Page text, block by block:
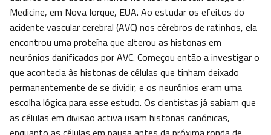
Medicine, em Nova Iorque, EUA. Ao estudar os efeitos do
acidente vascular cerebral (AVC) nos cérebros de ratinhos, ela
encontrou uma proteína que alterou as histonas em
neurónios danificados por AVC. Começou então a investigar o
que acontecia às histonas de células que tinham deixado
permanentemente de se dividir, e os neurónios eram uma
escolha lógica para esse estudo. Os cientistas já sabiam que
as células em divisão activa usam histonas canónicas,